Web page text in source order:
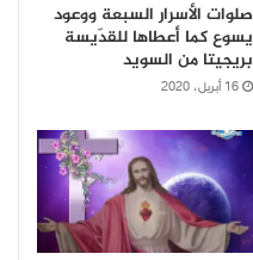
صلوات الأسرار السبعة ووعود
يسوع كما أعطاها للقدّيسة
بريجيتا من السويد
16 أبريل، 2020